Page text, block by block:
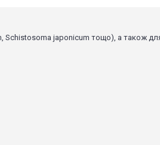
japonicum тощо), а також для